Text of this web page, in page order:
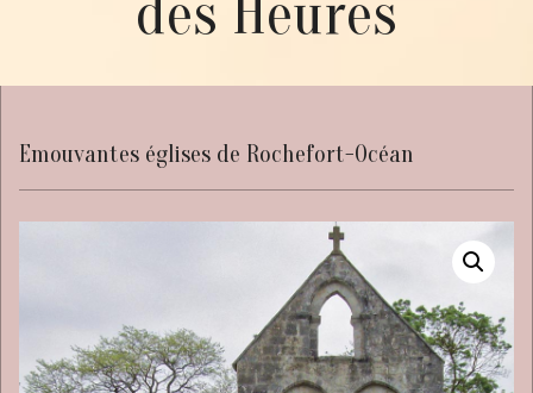
des Heures
Emouvantes églises de Rochefort-Océan